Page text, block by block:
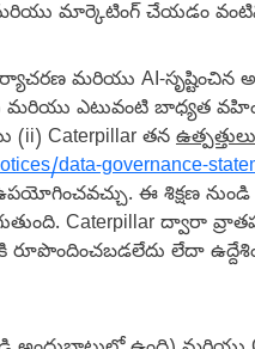
మార్కెటింగ్ చేయడం
మరియు AI-సృష్టించిన
మరియు ఎటువంటి బాధ్యత
Caterpillar తన ఉత్పత్తులు
data-governance-
ఈ శిక్షణ నుండి
Caterpillar ద్వారా
రూపొందించబడలేదు లేదా